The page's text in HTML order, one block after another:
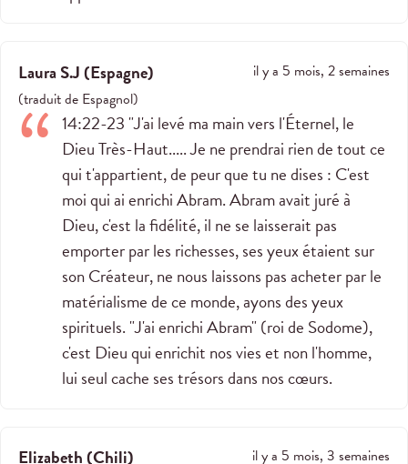
Laura S.J(Espagne)
il y a 5 mois, 2 semaines
(traduit de Espagnol)
14:22-23 "J'ai levé ma main vers l'Éternel, le
Dieu Très-Haut..... Je ne prendrai rien de tout ce
qui t'appartient, de peur que tu ne dises : C'est
moi qui ai enrichi Abram. Abram avait juré à
Dieu, c'est la fidélité, il ne se laisserait pas
emporter par les richesses, ses yeux étaient sur
son Créateur, ne nous laissons pas acheter par le
matérialisme de ce monde, ayons des yeux
spirituels. "J'ai enrichi Abram" (roi de Sodome),
c'est Dieu qui enrichit nos vies et non l'homme,
lui seul cache ses trésors dans nos cœurs.
Elizabeth(Chili)
il y a 5 mois, 3 semaines